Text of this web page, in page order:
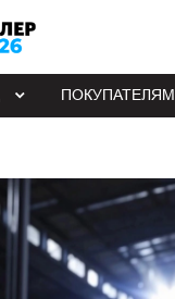
ПОКУПАТЕЛЯМ